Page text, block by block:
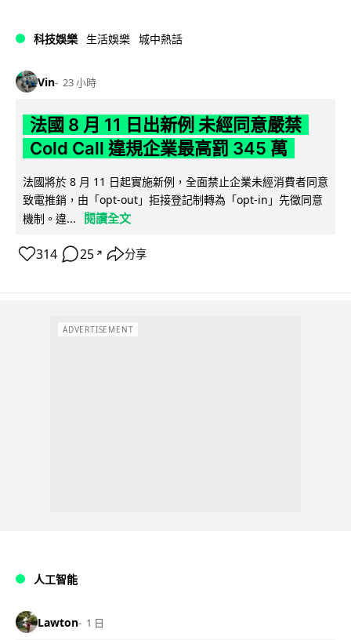
科技娛樂 生活娛樂 城中熱話
Vin 23 小時
法國 8 月 11 日出新例 未經同意嚴禁
Cold Call 違規企業最高罰 345 萬
法國將於 8 月 11 日起實施新例，全面禁止企業未經消費者同意
致電推銷，由「opt-out」拒接登記制轉為「opt-in」先徵同意
機制。違...
閱讀全文
314 25 ↗ 分享
ADVERTISEMENT
人工智能
Lawton 1 日